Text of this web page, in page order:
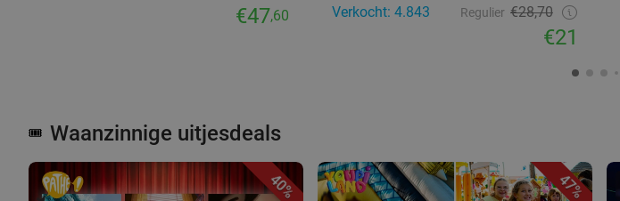
€47,60
Verkocht: 4.843
Regulier €28,70
€21
🎟️ Waanzinnige uitjesdeals
40% 47%